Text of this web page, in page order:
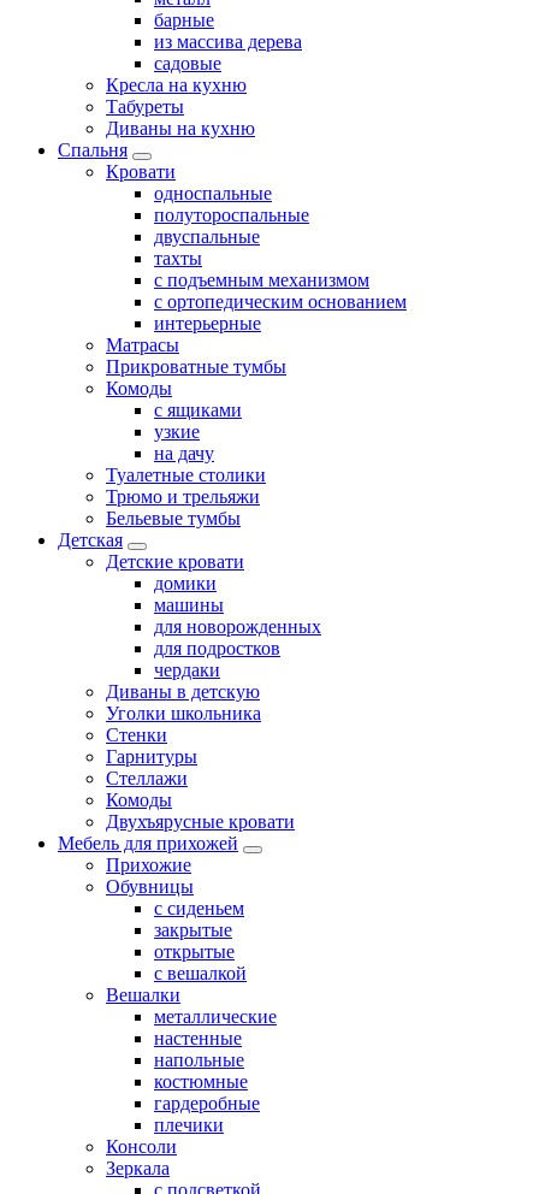
барные
из массива дерева
садовые
Кресла на кухню
Табуреты
Диваны на кухню
Спальня
Кровати
односпальные
полутороспальные
двуспальные
тахты
с подъемным механизмом
с ортопедическим основанием
интерьерные
Матрасы
Прикроватные тумбы
Комоды
с ящиками
узкие
на дачу
Туалетные столики
Трюмо и трельяжи
Бельевые тумбы
Детская
Детские кровати
домики
машины
для новорожденных
для подростков
чердаки
Диваны в детскую
Уголки школьника
Стенки
Гарнитуры
Стеллажи
Комоды
Двухъярусные кровати
Мебель для прихожей
Прихожие
Обувницы
с сиденьем
закрытые
открытые
с вешалкой
Вешалки
металлические
настенные
напольные
костюмные
гардеробные
плечики
Консоли
Зеркала
с подсветкой